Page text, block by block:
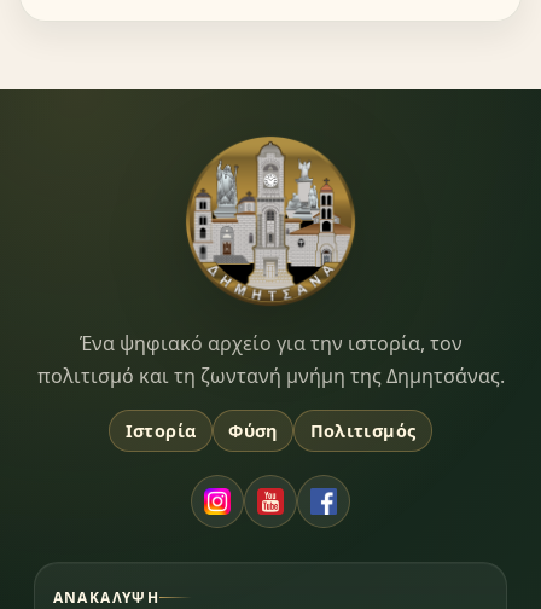
Dimitsana.gr
Ένα ψηφιακό αρχείο για την ιστορία, τον
πολιτισμό και τη ζωντανή μνήμη της Δημητσάνας.
Ιστορία Φύση Πολιτισμός
ΑΝΑΚΆΛΥΨΗ